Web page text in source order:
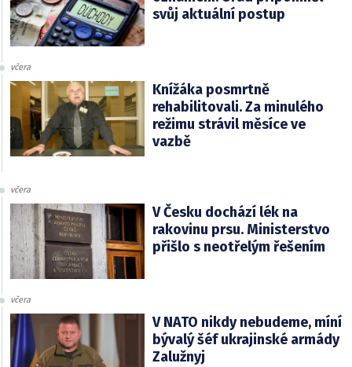
svůj aktuální postup
včera
Knížáka posmrtně
rehabilitovali. Za minulého
režimu strávil měsíce ve
vazbě
včera
V Česku dochází lék na
rakovinu prsu. Ministerstvo
přišlo s neotřelým řešením
včera
V NATO nikdy nebudeme, míní
bývalý šéf ukrajinské armády
Zalužnyj